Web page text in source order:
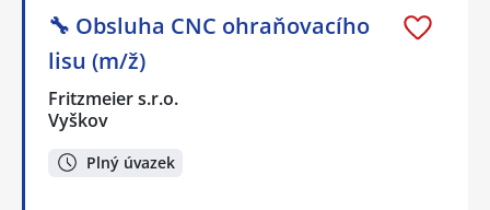
🔧 Obsluha CNC ohraňovacího
lisu (m/ž)
Fritzmeier s.r.o.
Vyškov
Plný úvazek